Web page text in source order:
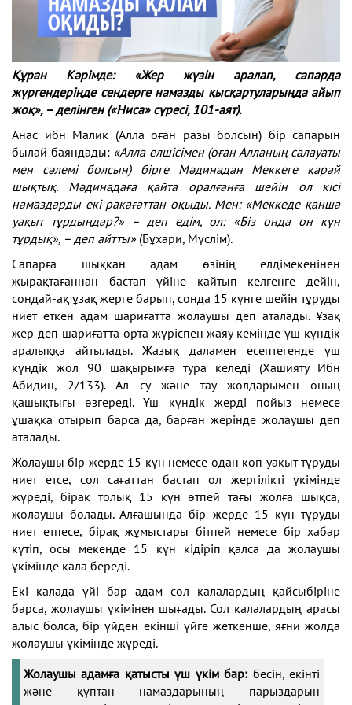
Құран Кәрімде: «Жер жүзін аралап, сапарда
жүргендеріңде сендерге намазды қысқартуларыңда айып
жоқ», – делінген («Ниса» сүресі, 101-аят).
Анас ибн Малик (Алла оған разы болсын) бір сапарын
былай баяндады: «Алла елшісімен (оған Алланың салауаты
мен сәлемі болсын) бірге Мәдинадан Меккеге қарай
шықтық. Мәдинадаға қайта оралғанға шейін ол кісі
намаздарды екі ракағаттан оқыды. Мен: «Меккеде қанша
уақыт тұрдыңдар?» – деп едім, ол: «Біз онда он күн
тұрдық», – деп айтты» (Бұхари, Мүслім).
Сапарға шыққан адам өзінің елдімекенінен
жырақтағаннан бастап үйіне қайтып келгенге дейін,
сондай-ақ ұзақ жерге барып, сонда 15 күнге шейін тұруды
ниет еткен адам шариғатта жолаушы деп аталады. Ұзақ
жер деп шариғатта орта жүріспен жаяу кемінде үш күндік
аралыққа айтылады. Жазық даламен есептегенде үш
күндік жол 90 шақырымға тура келеді (Хашияту Ибн
Абидин, 2/133). Ал су және тау жолдарымен оның
қашықтығы өзгереді. Үш күндік жерді пойыз немесе
ұшаққа отырып барса да, барған жерінде жолаушы деп
аталады.
Жолаушы бір жерде 15 күн немесе одан көп уақыт тұруды
ниет етсе, сол сағаттан бастап ол жергілікті үкімінде
жүреді, бірақ толық 15 күн өтпей тағы жолға шықса,
жолаушы болады. Алғашында бір жерде 15 күн тұруды
ниет етпесе, бірақ жұмыстары бітпей немесе бір хабар
күтіп, осы мекенде 15 күн кідіріп қалса да жолаушы
үкімінде қала береді.
Екі қалада үйі бар адам сол қалалардың қайсыбіріне
барса, жолаушы үкімінен шығады. Сол қалалардың арасы
алыс болса, бір үйден екінші үйге жеткенше, яғни жолда
жолаушы үкімінде жүреді.
Жолаушы адамға қатысты үш үкім бар: бесін, екінті
және құптан намаздарының парыздарын